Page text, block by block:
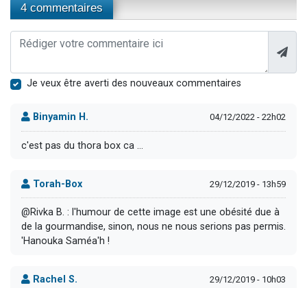
4 commentaires
Je veux être averti des nouveaux commentaires
Binyamin H. 04/12/2022 - 22h02
c'est pas du thora box ca ...
Torah-Box 29/12/2019 - 13h59
@Rivka B. : l'humour de cette image est une obésité due à
de la gourmandise, sinon, nous ne nous serions pas permis.
'Hanouka Saméa'h !
Rachel S. 29/12/2019 - 10h03